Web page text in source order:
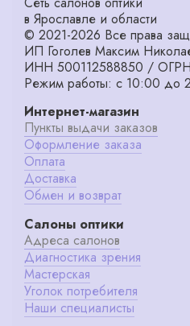
в Ярославле и области
© 2021-2026 Все права
ИП Гоголев Максим
ИНН 500112588850 /
Режим работы: с 10:00 до
Интернет-магазин
Пункты выдачи заказов
Оформление заказа
Оплата
Доставка
Обмен и возврат
Салоны оптики
Адреса салонов
Диагностика зрения
Мастерская
Уголок потребителя
Наши специалисты